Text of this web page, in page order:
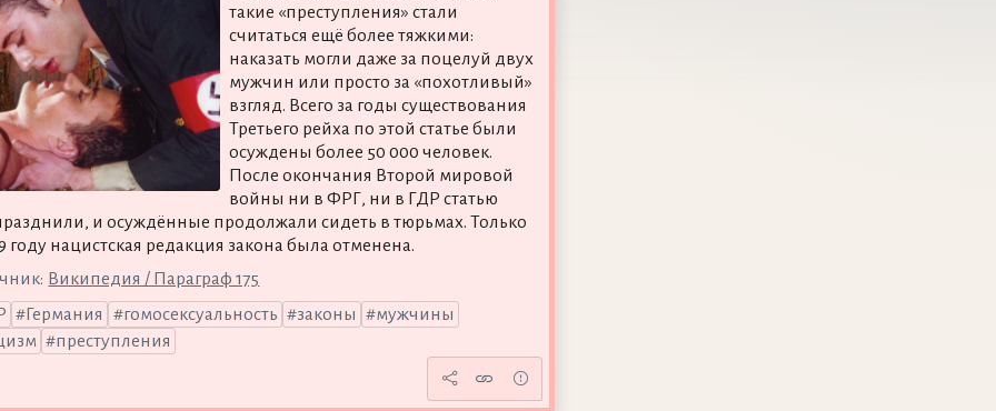
такие «преступления» стали
считаться ещё более тяжкими:
наказать могли даже за поцелуй двух
мужчин или просто за «похотливый»
взгляд. Всего за годы существования
Третьего рейха по этой статье были
осуждены более 50 000 человек.
После окончания Второй мировой
войны ни в ФРГ, ни в ГДР статью
и осуждённые продолжали сидеть в тюрьмах. Только
году нацистская редакция закона была отменена.
Википедия / Параграф 175
Германия гомосексуальность законы
мужчины
преступления